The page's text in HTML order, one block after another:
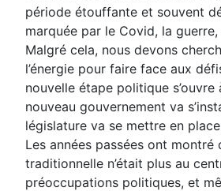
période étouffante et souvent
marquée par le Covid, la
Malgré cela, nous devons
l’énergie pour faire face aux
nouvelle étape politique s’ouvre
nouveau gouvernement va
législature va se mettre en
Les années passées ont montré
traditionnelle n’était plus au
préoccupations politiques, et